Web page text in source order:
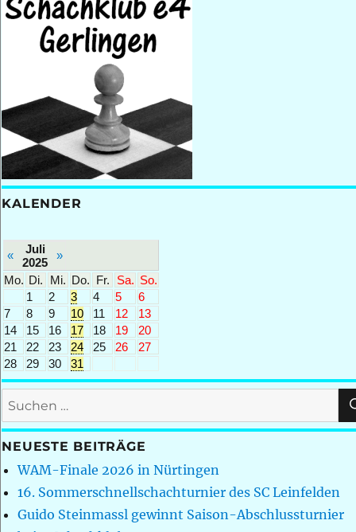
KALENDER
«
Juli
2025
»
Mo. Di. Mi. Do. Fr. Sa. So.
1
2 3 4 5
6
7
8 9 10 11 12
13
14
15 16 17 18 19
20
21
22 23 24 25 26
27
28
29 30 31
Suchen
nach:
NEUESTE BEITRÄGE
WAM-Finale 2026 in Nürtingen
16. Sommerschnellschachturnier des SC Leinfelden
Guido Steinmassl gewinnt Saison-Abschlussturnier